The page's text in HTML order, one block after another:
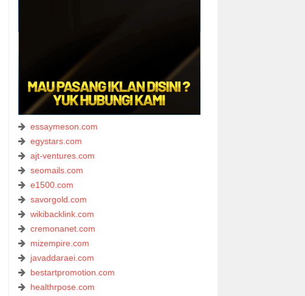
essaymeson.com
egystars.com
ajt-ventures.com
seomails.com
e1500.com
savorgold.com
wikibacklink.com
cremonanet.com
mizempire.com
javaddaraei.com
bestartpromotion.com
healthrpose.com